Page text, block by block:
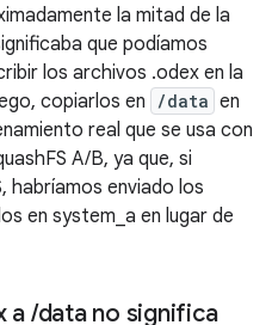
la mitad de la
que podíamos
los archivos .odex en la
copiarlos en
/data en
real que se usa con
A/B, ya que, si
habríamos enviado los
en system_a en lugar de
a/data no significa